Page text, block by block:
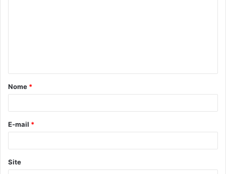
á
r
*
Nome *
E-mail *
Site